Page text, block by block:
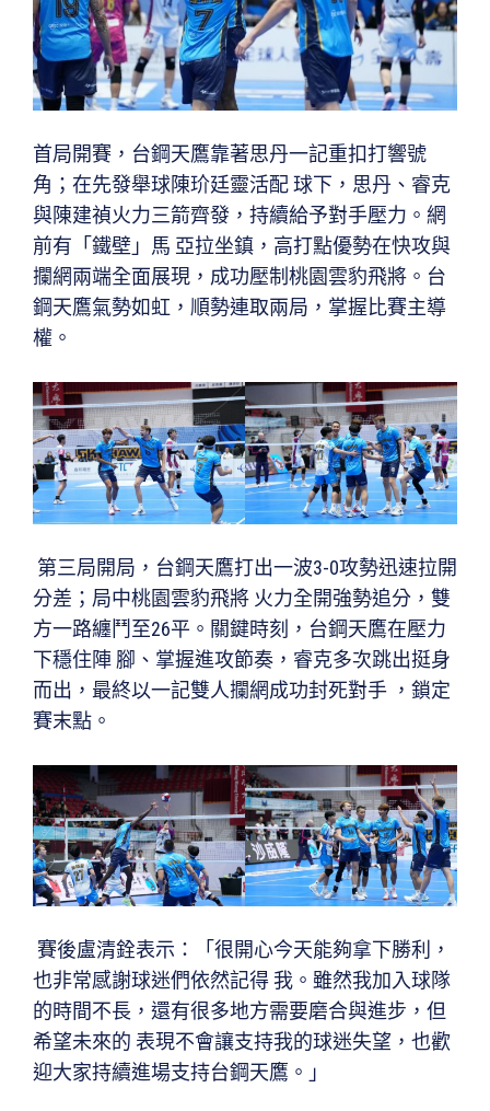
首局開賽，台鋼天鷹靠著思丹一記重扣打響號
角；在先發舉球陳玠廷靈活配 球下，思丹、睿克
與陳建禎火力三箭齊發，持續給予對手壓力。網
前有「鐵壁」馬 亞拉坐鎮，高打點優勢在快攻與
攔網兩端全面展現，成功壓制桃園雲豹飛將。台
鋼天鷹氣勢如虹，順勢連取兩局，掌握比賽主導
權。
第三局開局，台鋼天鷹打出一波3-0攻勢迅速拉開
分差；局中桃園雲豹飛將 火力全開強勢追分，雙
方一路纏鬥至26平。關鍵時刻，台鋼天鷹在壓力
下穩住陣 腳、掌握進攻節奏，睿克多次跳出挺身
而出，最終以一記雙人攔網成功封死對手 ，鎖定
賽末點。
賽後盧清銓表示：「很開心今天能夠拿下勝利，
也非常感謝球迷們依然記得 我。雖然我加入球隊
的時間不長，還有很多地方需要磨合與進步，但
希望未來的 表現不會讓支持我的球迷失望，也歡
迎大家持續進場支持台鋼天鷹。」